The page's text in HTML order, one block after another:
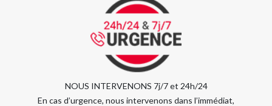
NOUS INTERVENONS 7j/7 et 24h/24
En cas d’urgence, nous intervenons dans l’immédiat,